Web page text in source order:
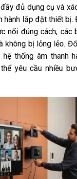
đủ dụng cụ và
hành lắp đặt thiết bị.
nối đúng cách, các
không bị lỏng lẻo.
thống âm thanh
yêu cầu nhiều